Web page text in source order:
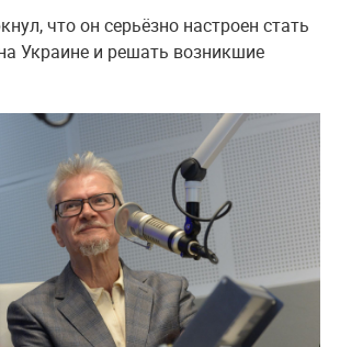
что он серьёзно настроен стать
Украине и решать возникшие